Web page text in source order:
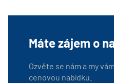
Máte zájem o
Ozvěte se nám a my
cenovou nabídku.